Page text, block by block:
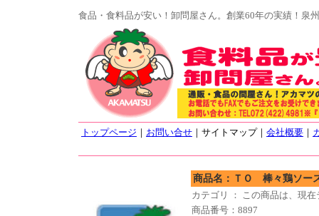
食品・食料品が安い！卸問屋さん。創業60年の実績！
トップページ ｜ お問い合せ ｜サイトマップ｜ 会社概要 ｜
商品名：ＴＯ 棒々
カテゴリ ： この商品は、現
商品番号：8897